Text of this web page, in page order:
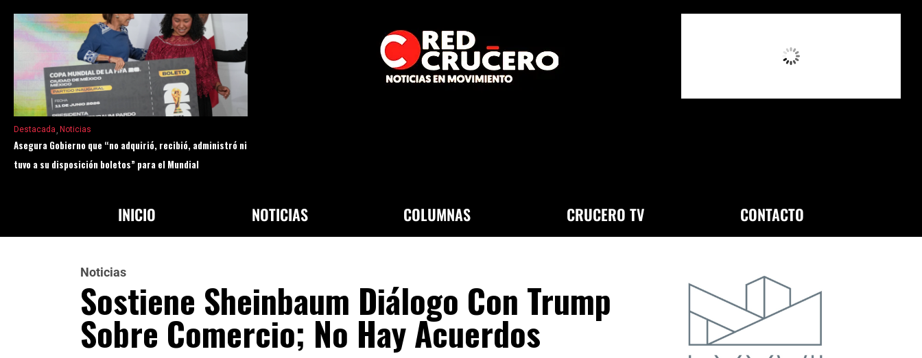
Destacada Noticias
Asegura Gobierno que “no adquirió, recibió, administró ni
tuvo a su disposición boletos” para el Mundial
INICIO NOTICIAS COLUMNAS CRUCERO TV CONTACTO
Noticias
Sostiene Sheinbaum Diálogo Con Trump
Sobre Comercio; No Hay Acuerdos